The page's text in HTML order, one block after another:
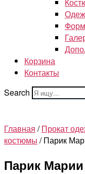
Корзина
Контакты
Search
Главная /Прокат
костюмы / Парик
Парик